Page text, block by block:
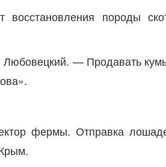
восстановления породы
Любовецкий. — Продавать
фермы. Отправка